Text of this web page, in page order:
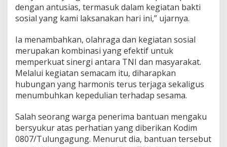
dengan antusias, termasuk dalam kegiatan bakti
sosial yang kami laksanakan hari ini,” ujarnya.
Ia menambahkan, olahraga dan kegiatan sosial
merupakan kombinasi yang efektif untuk
memperkuat sinergi antara TNI dan masyarakat.
Melalui kegiatan semacam itu, diharapkan
hubungan yang harmonis terus terjaga sekaligus
menumbuhkan kepedulian terhadap sesama.
Salah seorang warga penerima bantuan mengaku
bersyukur atas perhatian yang diberikan Kodim
0807/Tulungagung. Menurut dia, bantuan tersebut